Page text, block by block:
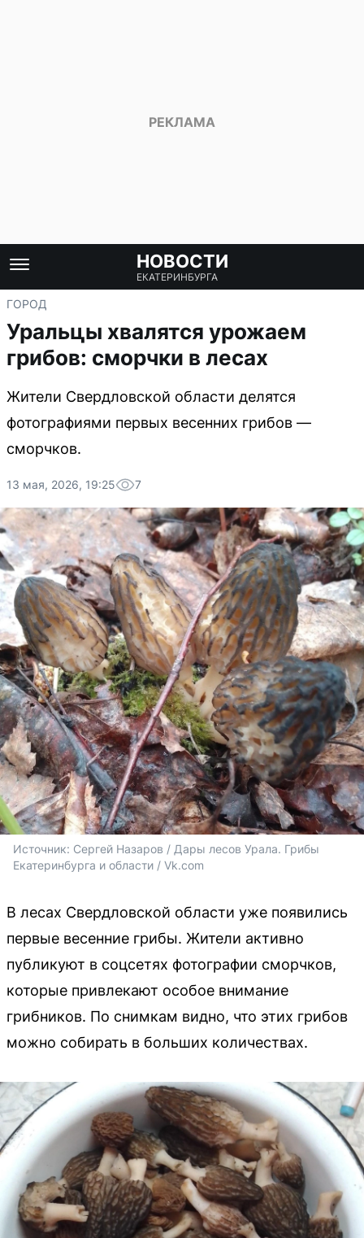
НОВОСТИ
ЕКАТЕРИНБУРГА
ГОРОД
Уральцы хвалятся урожаем
грибов: сморчки в лесах
Жители Свердловской области делятся
фотографиями первых весенних грибов —
сморчков.
13 мая, 2026, 19:25 7
Источник: Сергей Назаров / Дары лесов Урала. Грибы
Екатеринбурга и области / Vk.com
В лесах Свердловской области уже появились
первые весенние грибы. Жители активно
публикуют в соцсетях фотографии сморчков,
которые привлекают особое внимание
грибников. По снимкам видно, что этих грибов
можно собирать в больших количествах.